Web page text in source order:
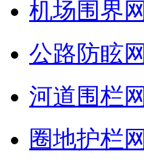
机场围界网
公路防眩网
河道围栏网
圈地护栏网